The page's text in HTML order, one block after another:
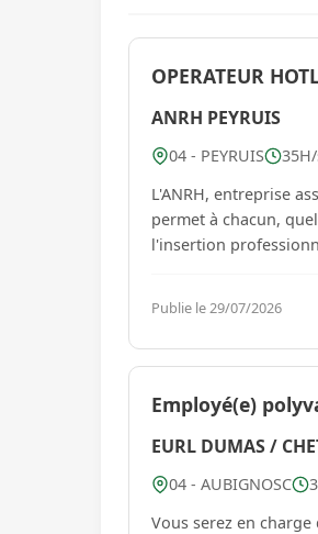
OPERATEUR
ANRH PEYRUIS
04 - PEYRUIS
L'ANRH, entreprise
permet à chacun,
l'insertion
Publie le 29/07/2026
Employé(e)
EURL DUMAS /
04 - AUBIGNOSC
Vous serez en